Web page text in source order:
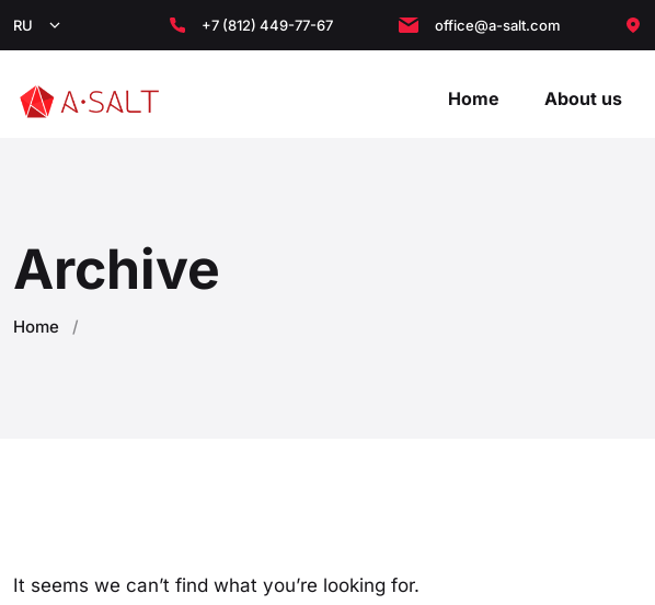
RU +7 (812) 449-77-67 office@a-salt.com
Home About us
Archive
Home /
It seems we can’t find what you’re looking for.